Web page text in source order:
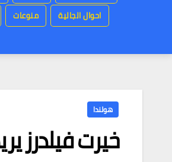
احوال الجالية
منوعات
هولندا
خيرت فيلدرز